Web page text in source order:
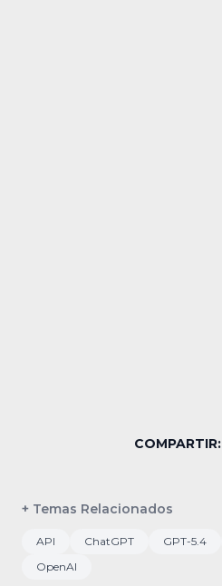
COMPARTIR:
+ Temas Relacionados
API ChatGPT GPT-5.4
OpenAI